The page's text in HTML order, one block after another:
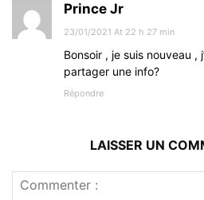
Prince Jr
23/01/2021 At 22 h 27 min
Bonsoir , je suis nouveau ,
partager une info?
Répondre
LAISSER UN